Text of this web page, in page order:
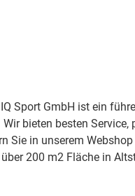
Sport GmbH ist ein
Wir bieten besten
Sie in unserem
200 m2 Fläche in